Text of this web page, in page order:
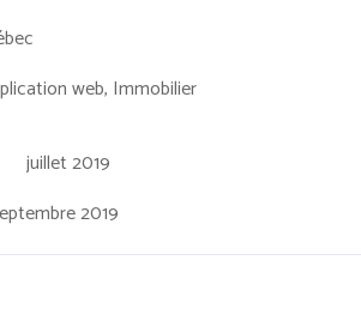
web, Immobilier
juillet 2019
2019